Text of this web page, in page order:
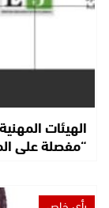
الهيئات
“مفصلة على